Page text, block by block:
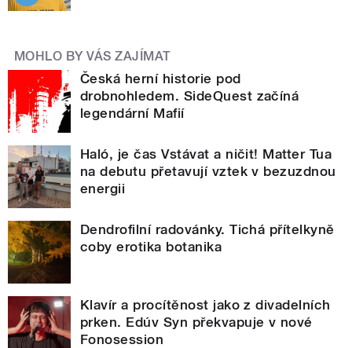
MOHLO BY VÁS ZAJÍMAT
Česká herní historie pod
drobnohledem. SideQuest začíná
legendární Mafií
Haló, je čas Vstávat a ničit! Matter Tua
na debutu přetavují vztek v bezuzdnou
energii
Dendrofilní radovánky. Tichá přítelkyně
coby erotika botanika
Klavír a procítěnost jako z divadelních
prken. Edúv Syn překvapuje v nové
Fonosession